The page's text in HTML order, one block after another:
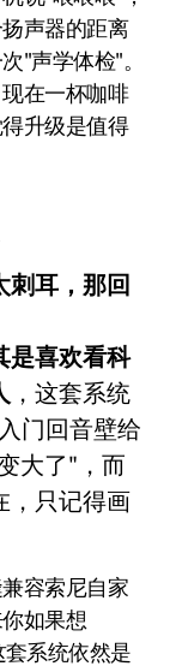
声器的距离
"声学体检"。
在一杯咖啡
升级是值得
刺耳，那回
是喜欢看科
，这套系统
门回音壁给
大了"，而
，只记得画
容索尼自家
如果想
套系统依然是